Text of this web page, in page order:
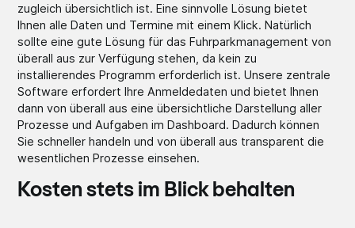
zugleich übersichtlich ist. Eine sinnvolle Lösung bietet
Ihnen alle Daten und Termine mit einem Klick. Natürlich
sollte eine gute Lösung für das Fuhrparkmanagement von
überall aus zur Verfügung stehen, da kein zu
installierendes Programm erforderlich ist. Unsere zentrale
Software erfordert Ihre Anmeldedaten und bietet Ihnen
dann von überall aus eine übersichtliche Darstellung aller
Prozesse und Aufgaben im Dashboard. Dadurch können
Sie schneller handeln und von überall aus transparent die
wesentlichen Prozesse einsehen.
Kosten stets im Blick behalten